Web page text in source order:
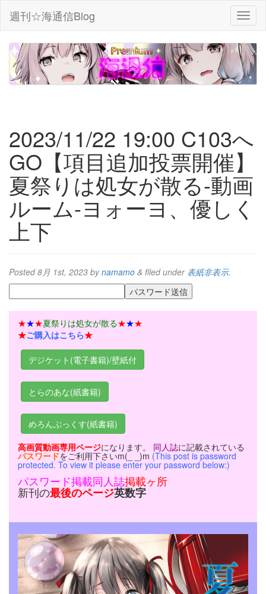
週刊☆海通信Blog
2023/11/22 19:00 C103へ
GO【項目追加投票開催】
夏祭りは処女が散る-動画
ルーム-ヨォーヨ、優しく
上下
Posted8月 1st, 2023 bynamamo & filed under 表紙非表示.
★★★夏祭りは処女が散る★★★
★ご購入はこちら★
デジケット(電子書籍)/壁紙付
とらのあな(紙書籍)
めろんぶっくす(紙書籍)
高画質動画専用ページになります。 同人誌に記載されている
パスワードをご利用下さいm(_ _)m (This post is password
protected. To view it please enter your password below:)
パスワード掲載同人誌掲載ヶ所
新刊の最後のページ英数字